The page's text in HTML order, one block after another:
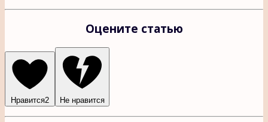
Оцените статью
Нравится2 Не нравится